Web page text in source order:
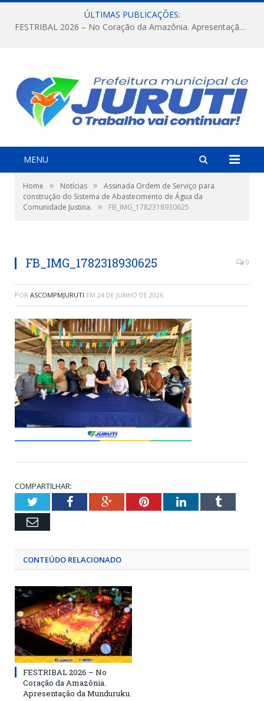
ÚLTIMAS PUBLICAÇÕES:
FESTRIBAL 2026 – No Coração da Amazônia. Apresentação da Munduruku.
MENU
Home » Notícias »
Assinada Ordem de Serviço para
construção do Sistema de Abastecimento de Água da
Comunidade Justina.
» FB_IMG_1782318930625
FB_IMG_1782318930625 0
POR ASCOMPMJURUTI EM 24 DE JUNHO DE 2026
COMPARTILHAR:
TwitterFacebookGoogle+PinterestLinkedInTumblr
Email
CONTEÚDO RELACIONADO
FESTRIBAL 2026 – No
Coração da Amazônia.
Apresentação da Munduruku.